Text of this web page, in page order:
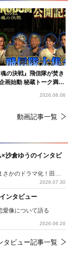
魂の決戦』飛信隊が焚き
画始動 秘蔵トーク満載
キャンプ”開催
2026.08.06
動画記事一覧
×沙倉ゆうのインタビ
『侍タイムスリッパー』ファンに贈る、まさかのドラマ化！田村ツトム×沙倉ゆうのが語る『心配無用ノ介』撮影秘話
2026.07.30
ンタビュー
像について語る
2026.06.20
タビュー記事一覧